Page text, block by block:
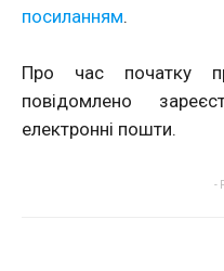
посиланням.
Про час початку
повідомлено
електронні пошти.
-